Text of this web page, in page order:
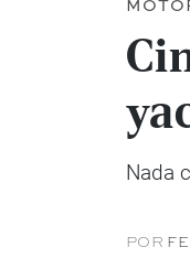
Nada
POR